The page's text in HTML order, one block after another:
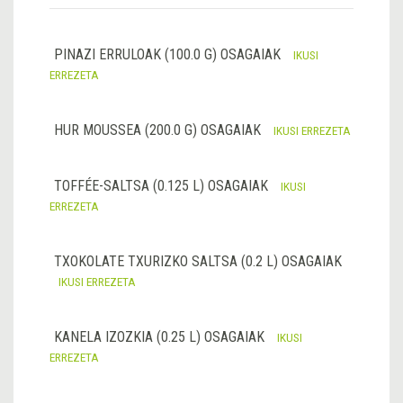
PINAZI ERRULOAK (100.0 G) OSAGAIAK
IKUSI
ERREZETA
HUR MOUSSEA (200.0 G) OSAGAIAK IKUSI ERREZETA
TOFFÉE-SALTSA (0.125 L) OSAGAIAK
IKUSI
ERREZETA
TXOKOLATE TXURIZKO SALTSA (0.2 L) OSAGAIAK
IKUSI ERREZETA
KANELA IZOZKIA (0.25 L) OSAGAIAK
IKUSI
ERREZETA